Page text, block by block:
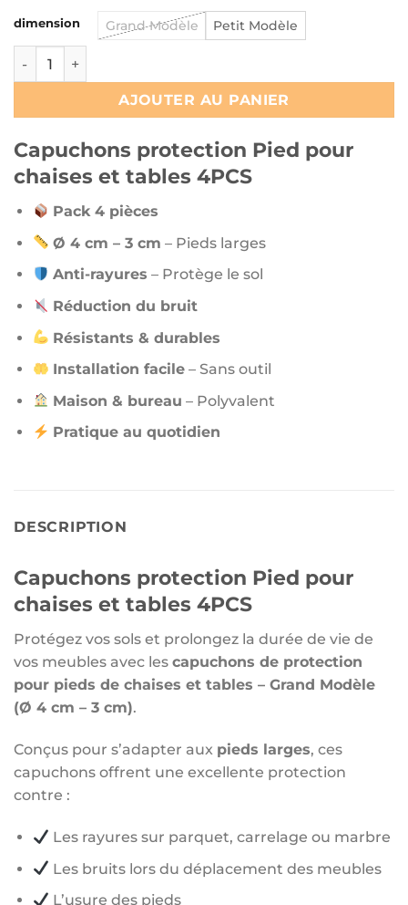
dimension Grand Modèle
Petit Modèle
quantité de Capuchons protection Pied pour chaises et
AJOUTER AU PANIER
Capuchons protection Pied pour
chaises et tables 4PCS
Pack 4 pièces
Ø 4 cm – 3 cm – Pieds larges
Anti-rayures – Protège le sol
Réduction du bruit
Résistants & durables
Installation facile – Sans outil
Maison & bureau – Polyvalent
Pratique au quotidien
DESCRIPTION
Capuchons protection Pied pour
chaises et tables 4PCS
Protégez vos sols et prolongez la durée de vie de
vos meubles avec les capuchons de protection
pour pieds de chaises et tables – Grand Modèle
(Ø 4 cm – 3 cm).
Conçus pour s’adapter aux pieds larges, ces
capuchons offrent une excellente protection
contre :
Les rayures sur parquet, carrelage ou marbre
Les bruits lors du déplacement des meubles
L’usure des pieds